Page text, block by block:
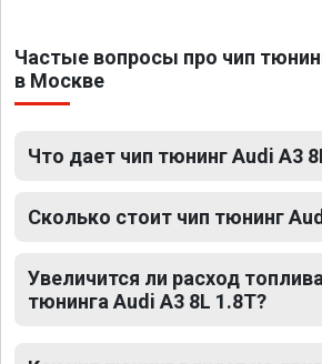
Частые вопросы про чип
в Москве
Что дает чип тюнинг Audi A3
Сколько стоит чип тюнинг
Увеличится ли расход
тюнинга Audi A3 8L 1.8T?